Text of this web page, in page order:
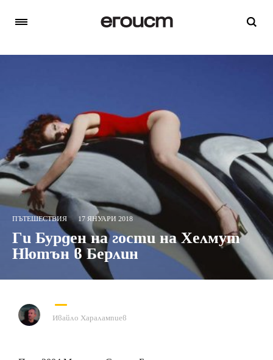
ПЪТЕШЕСТВИЯ 17 ЯНУАРИ 2018
Ги Бурден на гости на Хелмут
Нютън в Берлин
Ивайло Харалампиев